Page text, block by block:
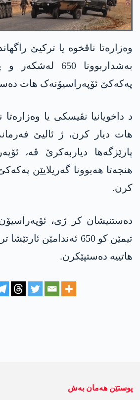
وەزارەتا ناڤخوە یا ترکیێ
بەشداربوونا 650
په‌كه‌كێ ئۆپەراسیۆنەک هات
د داخویانیا نڤیسکی یا وەزارەتا
هات دیار کرن، ژ ئالیێ
پارێزگەها دیاربەکرێ ڤە،
هنجەتا هەبوونا گەریلایێن
کرن.
تیمێن کو 650 ئەندامێن
هاتییە دەستپێکرن.
پوستێن ھەمان بەش